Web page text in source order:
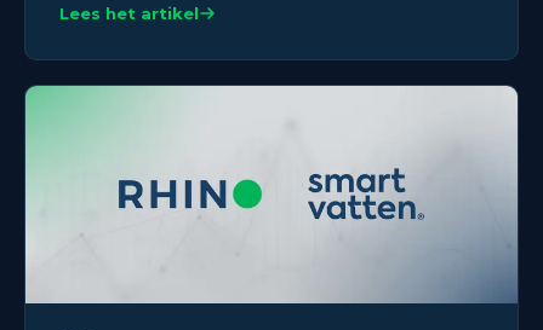
Lees het artikel